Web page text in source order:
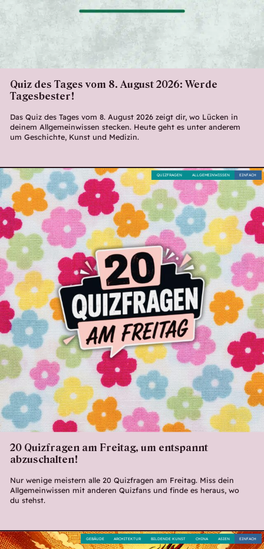
Quiz des Tages vom 8. August 2026: Werde
Tagesbester!
Das Quiz des Tages vom 8. August 2026 zeigt dir, wo Lücken in
deinem Allgemeinwissen stecken. Heute geht es unter anderem
um Geschichte, Kunst und Medizin.
20 Quizfragen am Freitag, um entspannt
abzuschalten!
Nur wenige meistern alle 20 Quizfragen am Freitag. Miss dein
Allgemeinwissen mit anderen Quizfans und finde es heraus, wo
du stehst.
EINFACH
ALLGEMEINWISSEN
QUIZFRAGEN
EINFACH
ASIEN
CHINA
BILDENDE KUNST
ARCHITEKTUR
GEBÄUDE